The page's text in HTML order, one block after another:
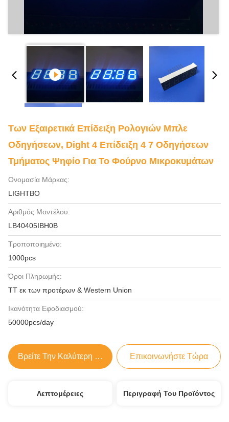
Των Εξαιρετικά Επίδειξη Ρολογιών Μπλε
Οδηγήσεων, Dight 4 Επίδειξη 4 7 Οδηγήσεων
Τμήματος Ψηφίο Για Το Φούρνο Μικροκυμάτων
Ονομασία Μάρκας:
LIGHTBO
Αριθμός Μοντέλου:
LB40405IBH0B
Τροποποιημένο:
1000pcs
Όροι Πληρωμής:
TT εκ των προτέρων & Western Union
Ικανότητα Εφοδιασμού:
50000pcs/day
Βρείτε Την Καλύτερη Τιμή Επικοινωνήστε Τώρα
Λεπτομέρειες Περιγραφή Του Προϊόντος